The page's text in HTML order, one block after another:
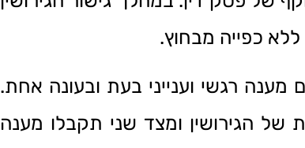
כפייה מבחוץ.
רגשי וענייני בעת ובעונה אחת.
הגירושין ומצד שני תקבלו מענה